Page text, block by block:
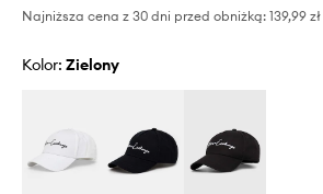
Najniższa cena z 30 dni przed obniżką: 139,99 zł
Kolor: zielony